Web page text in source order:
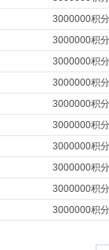
3000000积分
3000000积分
3000000积分
3000000积分
3000000积分
3000000积分
3000000积分
3000000积分
3000000积分
3000000积分